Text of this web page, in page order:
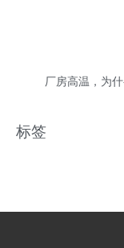
厂房高温，为
标签